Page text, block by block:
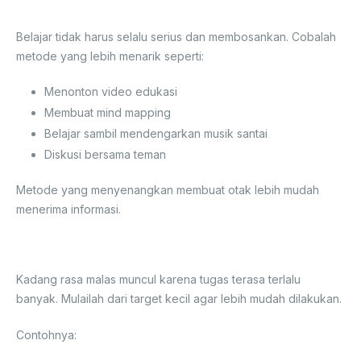
Belajar tidak harus selalu serius dan membosankan. Cobalah
metode yang lebih menarik seperti:
Menonton video edukasi
Membuat mind mapping
Belajar sambil mendengarkan musik santai
Diskusi bersama teman
Metode yang menyenangkan membuat otak lebih mudah
menerima informasi.
Kadang rasa malas muncul karena tugas terasa terlalu
banyak. Mulailah dari target kecil agar lebih mudah dilakukan.
Contohnya: